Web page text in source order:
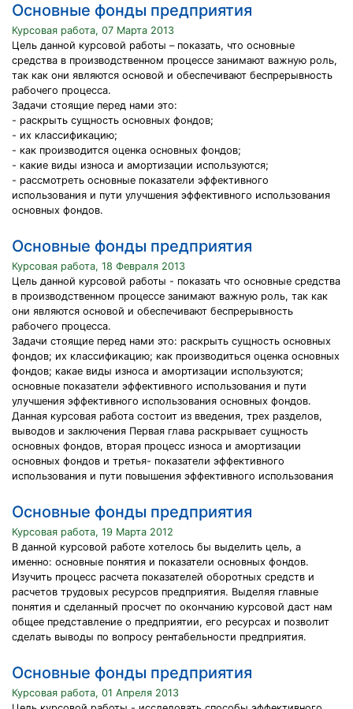
Основные фонды предприятия
Курсовая работа, 07 Марта 2013
Цель данной курсовой работы – показать, что основные
средства в производственном процессе занимают важную роль,
так как они являются основой и обеспечивают беспрерывность
рабочего процесса.
Задачи стоящие перед нами это:
- раскрыть сущность основных фондов;
- их классификацию;
- как производится оценка основных фондов;
- какие виды износа и амортизации используются;
- рассмотреть основные показатели эффективного
использования и пути улучшения эффективного использования
основных фондов.
Основные фонды предприятия
Курсовая работа, 18 Февраля 2013
Цель данной курсовой работы - показать что основные средства
в производственном процессе занимают важную роль, так как
они являются основой и обеспечивают беспрерывность
рабочего процесса.
Задачи стоящие перед нами это: раскрыть сущность основных
фондов; их классификацию; как производиться оценка основных
фондов; какае виды износа и амортизации используются;
основные показатели эффективного использования и пути
улучшения эффективного использования основных фондов.
Данная курсовая работа состоит из введения, трех разделов,
выводов и заключения Первая глава раскрывает сущность
основных фондов, вторая процесс износа и амортизации
основных фондов и третья- показатели эффективного
использования и пути повышения эффективного использования
Основные фонды предприятия
Курсовая работа, 19 Марта 2012
В данной курсовой работе хотелось бы выделить цель, а
именно: основные понятия и показатели основных фондов.
Изучить процесс расчета показателей оборотных средств и
расчетов трудовых ресурсов предприятия. Выделяя главные
понятия и сделанный просчет по окончанию курсовой даст нам
общее представление о предприятии, его ресурсах и позволит
сделать выводы по вопросу рентабельности предприятия.
Основные фонды предприятия
Курсовая работа, 01 Апреля 2013